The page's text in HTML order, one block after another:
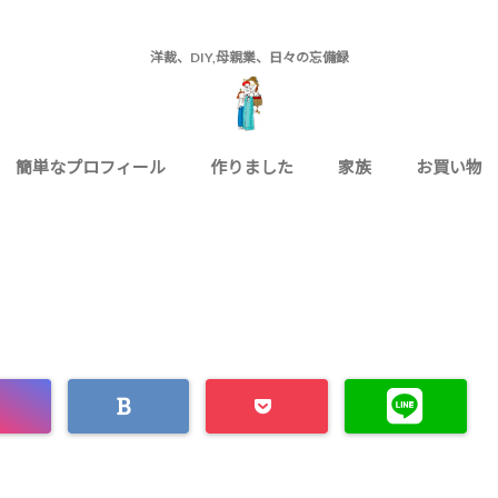
洋裁、DIY,母親業、日々の忘備録
簡単なプロフィール 作りました 家族 お買い物